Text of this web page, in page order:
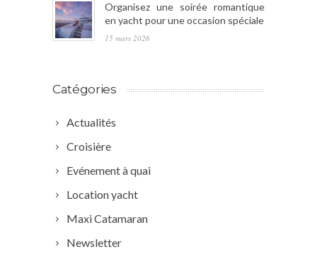
Organisez une soirée romantique
en yacht pour une occasion spéciale
15 mars 2026
Catégories
Actualités
Croisière
Evénement à quai
Location yacht
Maxi Catamaran
Newsletter